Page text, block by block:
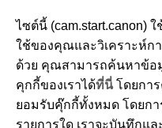
D292-054
การถ่ายภาพ AEB
ไซต์นี้ (cam.start.canon)
ใช้ของคุณและวิเคราะห์ก
ด้วย คุณสามารถค้นหาข้อ
คุกกี้ของเราได้ที่นี่โดยการ
ยอมรับคุ๊กกี้ทั้งหมด โดยกา
รายการใด เราจะบันทึกแ